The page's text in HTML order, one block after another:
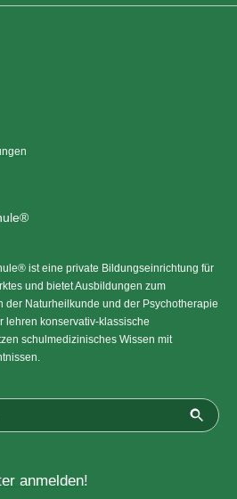
ist eine private Bildungseinrichtung für
und bietet Ausbildungen zum
der Naturheilkunde und der Psychotherapie
lehren konservativ-klassische
schulmedizinisches Wissen mit
anmelden!